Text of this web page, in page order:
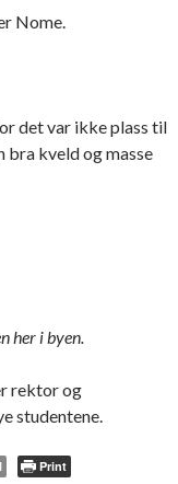
Nome.
det var ikke plass til
bra kveld og masse
her i byen.
rektor og
studentene.
Print